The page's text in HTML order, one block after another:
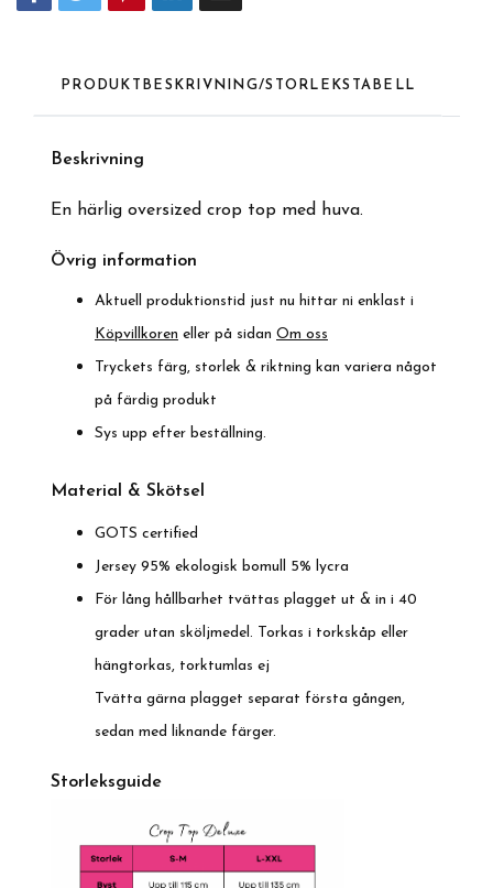
PRODUKTBESKRIVNING/STORLEKSTABELL
Beskrivning
En härlig oversized crop top med huva.
Övrig information
Aktuell produktionstid just nu hittar ni enklast i
Köpvillkoren eller på sidan Om oss
Tryckets färg, storlek & riktning kan variera något
på färdig produkt
Sys upp efter beställning.
Material & Skötsel
GOTS certified
Jersey 95% ekologisk bomull 5% lycra
För lång hållbarhet tvättas plagget ut & in i 40
grader utan sköljmedel. Torkas i torkskåp eller
hängtorkas, torktumlas ej
Tvätta gärna plagget separat första gången,
sedan med liknande färger.
Storleksguide